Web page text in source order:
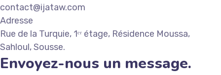
contact@ijataw.com
Adresse
Rue de la Turquie, 1ᵉʳ étage, Résidence Moussa,
Sahloul, Sousse.
Envoyez-nous un message.